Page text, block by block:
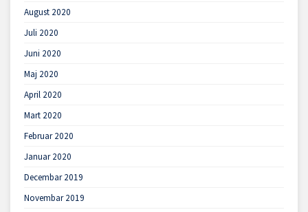
August 2020
Juli 2020
Juni 2020
Maj 2020
April 2020
Mart 2020
Februar 2020
Januar 2020
Decembar 2019
Novembar 2019